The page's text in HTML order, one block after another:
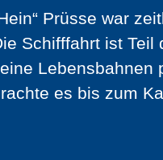
Prüsse war
Schifffahrt ist Teil
Lebensbahnen
es bis zum